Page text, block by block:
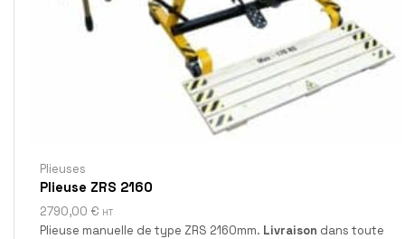
Plieuses
Plieuse ZRS 2160
2790,00 € HT
Plieuse manuelle de type ZRS 2160mm. Livraison dans toute